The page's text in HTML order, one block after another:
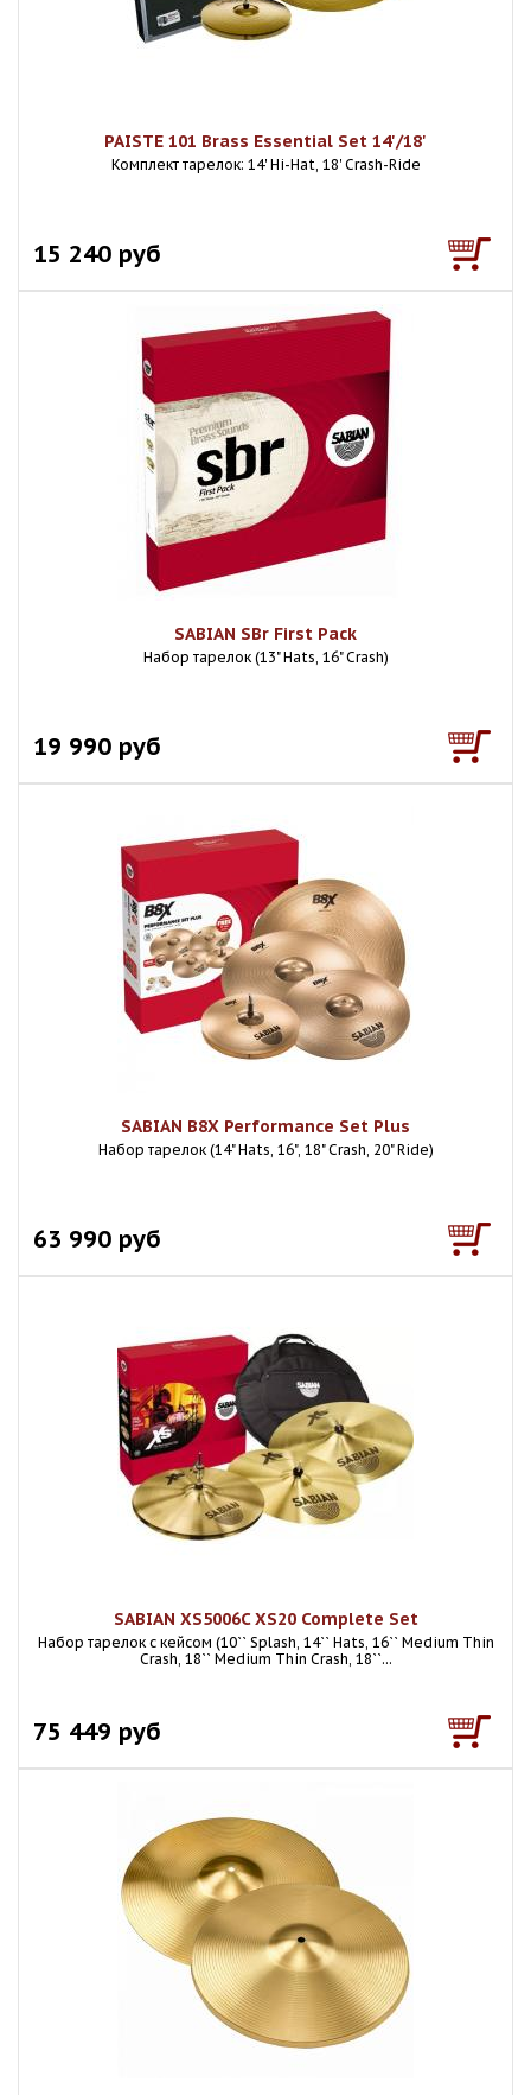
PAISTE 101 Brass Essential Set 14'/18'
Комплект тарелок: 14' Hi-Hat, 18' Crash-Ride
15 240 руб
SABIAN SBr First Pack
Набор тарелок (13" Hats, 16" Crash)
19 990 руб
SABIAN B8X Performance Set Plus
Набор тарелок (14" Hats, 16", 18" Crash, 20" Ride)
63 990 руб
SABIAN XS5006C XS20 Complete Set
Набор тарелок с кейсом (10`` Splash, 14`` Hats, 16`` Medium Thin
Crash, 18`` Medium Thin Crash, 18``...
75 449 руб